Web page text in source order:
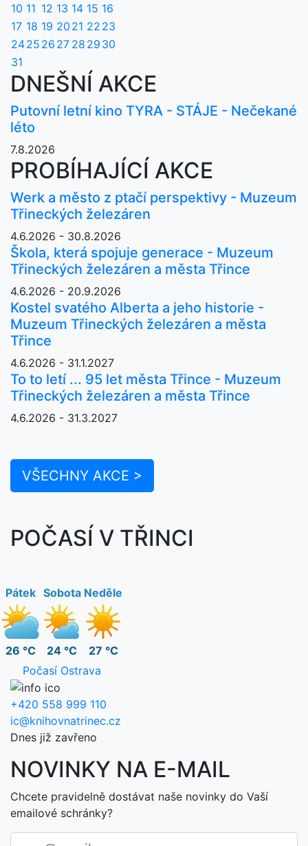
10 11 12 13 14 15 16
17 18 19 20 21 22 23
2425 26 27 28 29 30
31
DNEŠNÍ AKCE
Putovní letní kino TYRA - STÁJE - Nečekané
léto
7.8.2026
PROBÍHAJÍCÍ AKCE
Werk a město z ptačí perspektivy - Muzeum
Třineckých železáren
4.6.2026 - 30.8.2026
Škola, která spojuje generace - Muzeum
Třineckých železáren a města Třince
4.6.2026 - 20.9.2026
Kostel svatého Alberta a jeho historie -
Muzeum Třineckých železáren a města
Třince
4.6.2026 - 31.1.2027
To to letí ... 95 let města Třince - Muzeum
Třineckých železáren a města Třince
4.6.2026 - 31.3.2027
VŠECHNY AKCE >
POČASÍ V TŘINCI
Pátek
26 °C
Sobota
24 °C
Neděle
27 °C
Počasí Ostrava
+420 558 999 110
ic@knihovnatrinec.cz
Dnes již zavřeno
NOVINKY NA E-MAIL
Chcete pravidelně dostávat naše novinky do Vaší
emailové schránky?